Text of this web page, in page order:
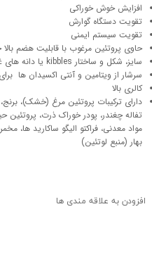
افزایش خوش خوراکی
تقویت دستگاه گوارش
تقویت سیستم ایمنی
حاوی پروتئین مرغوب با قابلیت هضم
سایز، شکل و ساختار kibbles یا دانه های غذایی متناسب برای جویدن آسان
سرشار از ویتامین و آنتی اکسیدان ها
کالری بالا
تفاله چغندر، پودر خوراک ذرت، پروتئین
مواد معدنی، فراکتو الیگو ساکارید ها،
بهار (منبع لوتئین)
افزودن به علاقه مندی ها